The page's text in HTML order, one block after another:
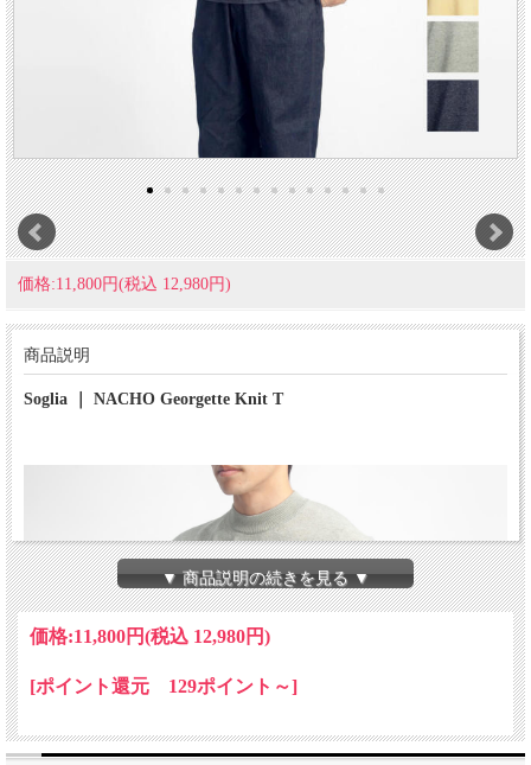
価格:11,800円(税込 12,980円)
商品説明
Soglia ｜ NACHO Georgette Knit T
▼ 商品説明の続きを見る ▼
価格:11,800円(税込 12,980円)
[ポイント還元 129ポイント～]